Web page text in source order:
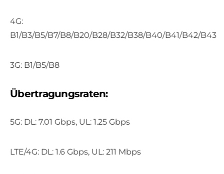
4G:
B1/B3/B5/B7/B8/B20/B28/B32/B38/B40/B41/B42/B43
3G: B1/B5/B8
Übertragungsraten:
5G: DL: 7.01 Gbps, UL: 1.25 Gbps
LTE/4G: DL: 1.6 Gbps, UL: 211 Mbps